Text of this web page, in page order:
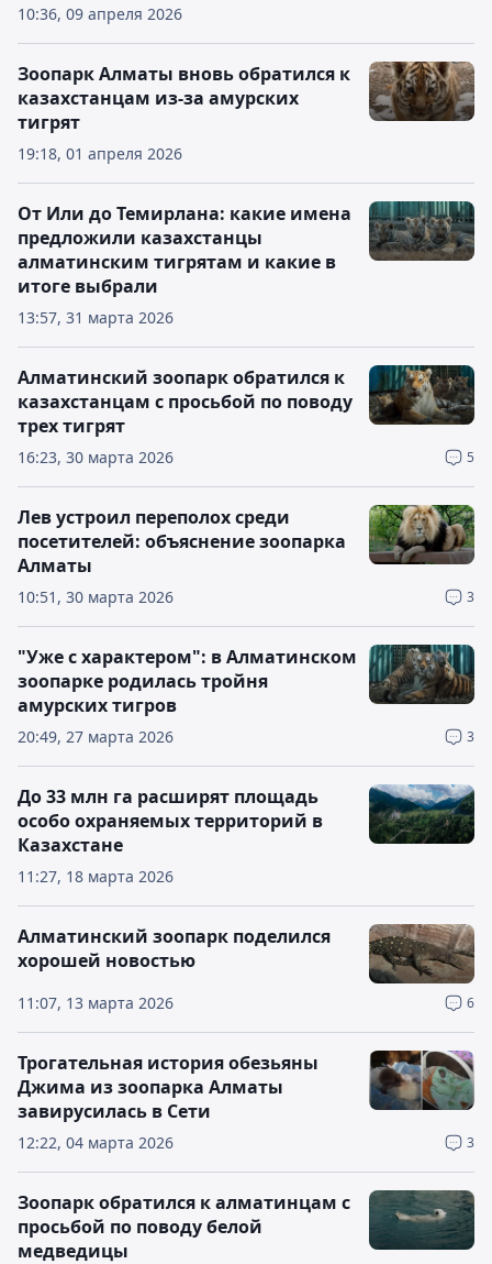
10:36, 09 апреля 2026
19:18, 01 апреля 2026
Зоопарк Алматы вновь обратился к
казахстанцам из-за амурских
тигрят
13:57, 31 марта 2026
От Или до Темирлана: какие имена
предложили казахстанцы
алматинским тигрятам и какие в
итоге выбрали
16:23, 30 марта 2026 5
Алматинский зоопарк обратился к
казахстанцам с просьбой по поводу
трех тигрят
10:51, 30 марта 2026 3
Лев устроил переполох среди
посетителей: объяснение зоопарка
Алматы
20:49, 27 марта 2026 3
"Уже с характером": в Алматинском
зоопарке родилась тройня
амурских тигров
11:27, 18 марта 2026
До 33 млн га расширят площадь
особо охраняемых территорий в
Казахстане
11:07, 13 марта 2026 6
Алматинский зоопарк поделился
хорошей новостью
12:22, 04 марта 2026 3
Трогательная история обезьяны
Джима из зоопарка Алматы
завирусилась в Сети
Зоопарк обратился к алматинцам с
просьбой по поводу белой
медведицы